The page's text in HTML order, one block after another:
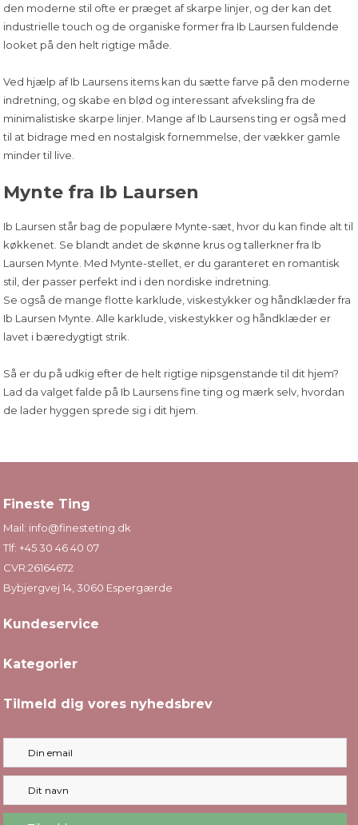
den moderne stil ofte er præget af skarpe linjer, og der kan det
industrielle touch og de organiske former fra Ib Laursen fuldende
looket på den helt rigtige måde.
Ved hjælp af Ib Laursens items kan du sætte farve på den moderne
indretning, og skabe en blød og interessant afveksling fra de
minimalistiske skarpe linjer. Mange af Ib Laursens ting er også med
til at bidrage med en nostalgisk fornemmelse, der vækker gamle
minder til live.
Mynte fra Ib Laursen
Ib Laursen står bag de populære Mynte-sæt, hvor du kan finde alt til
køkkenet . Se blandt andet de skønne krus og tallerkner fra Ib
Laursen Mynte. Med Mynte-stellet, er du garanteret en romantisk
stil, der passer perfekt ind i den nordiske indretning.
Se også de mange flotte karklude, viskestykker og håndklæder fra
Ib Laursen Mynte. Alle karklude, viskestykker og håndklæder er
lavet i bæredygtigt strik.
Så er du på udkig efter de helt rigtige nipsgenstandetil dit hjem?
Lad da valget falde på Ib Laursens fine ting og mærk selv, hvordan
de lader hyggen sprede sig i dit hjem.
Fineste Ting
Mail: info@finesteting.dk
Tlf:+45 30 46 40 07
CVR:26164672
Bybjergvej 14, 3060 Espergærde
Kundeservice
Kategorier
Tilmeld dig vores nyhedsbrev